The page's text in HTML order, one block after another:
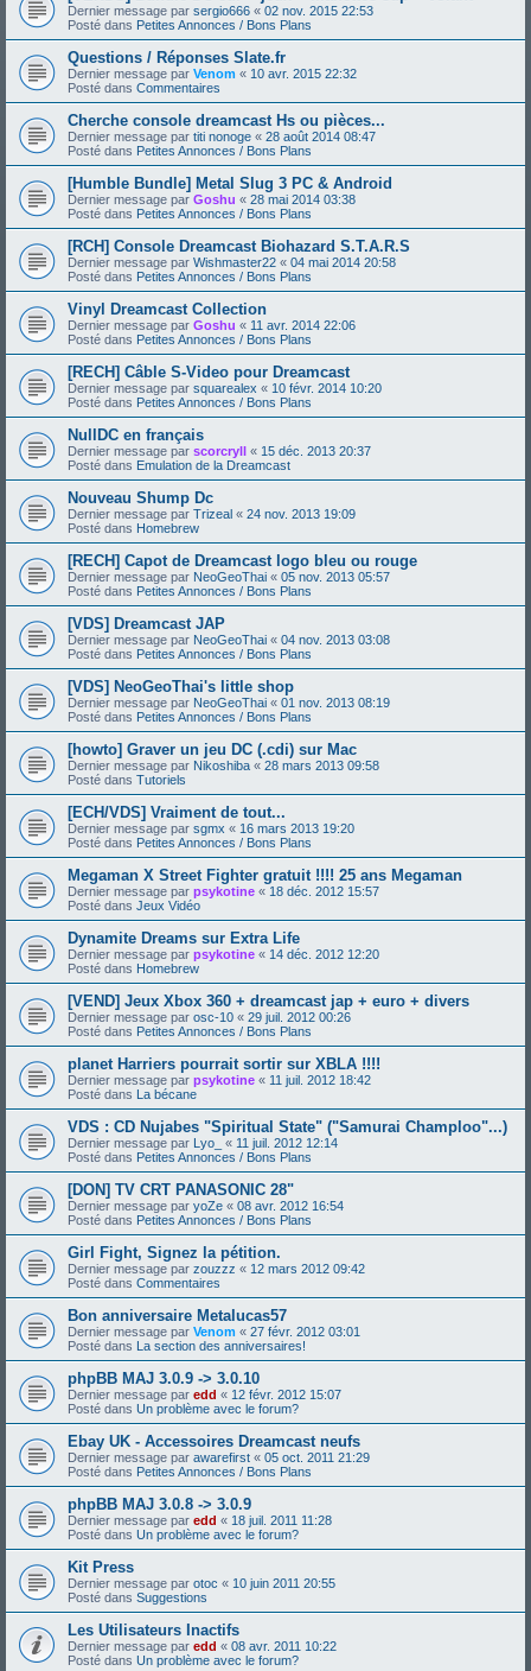
Dernier message par sergio666 « 02 nov. 2015 22:53
Posté dans Petites Annonces / Bons Plans
Questions / Réponses Slate.fr
Dernier message par Venom « 10 avr. 2015 22:32
Posté dans Commentaires
Cherche console dreamcast Hs ou pièces...
Dernier message par titi nonoge « 28 août 2014 08:47
Posté dans Petites Annonces / Bons Plans
[Humble Bundle] Metal Slug 3 PC & Android
Dernier message par Goshu « 28 mai 2014 03:38
Posté dans Petites Annonces / Bons Plans
[RCH] Console Dreamcast Biohazard S.T.A.R.S
Dernier message par Wishmaster22 « 04 mai 2014 20:58
Posté dans Petites Annonces / Bons Plans
Vinyl Dreamcast Collection
Dernier message par Goshu « 11 avr. 2014 22:06
Posté dans Petites Annonces / Bons Plans
[RECH] Câble S-Video pour Dreamcast
Dernier message par squarealex « 10 févr. 2014 10:20
Posté dans Petites Annonces / Bons Plans
NullDC en français
Dernier message par scorcryll « 15 déc. 2013 20:37
Posté dans Emulation de la Dreamcast
Nouveau Shump Dc
Dernier message par Trizeal « 24 nov. 2013 19:09
Posté dans Homebrew
[RECH] Capot de Dreamcast logo bleu ou rouge
Dernier message par NeoGeoThai « 05 nov. 2013 05:57
Posté dans Petites Annonces / Bons Plans
[VDS] Dreamcast JAP
Dernier message par NeoGeoThai « 04 nov. 2013 03:08
Posté dans Petites Annonces / Bons Plans
[VDS] NeoGeoThai's little shop
Dernier message par NeoGeoThai « 01 nov. 2013 08:19
Posté dans Petites Annonces / Bons Plans
[howto] Graver un jeu DC (.cdi) sur Mac
Dernier message par Nikoshiba « 28 mars 2013 09:58
Posté dans Tutoriels
[ECH/VDS] Vraiment de tout...
Dernier message par sgmx « 16 mars 2013 19:20
Posté dans Petites Annonces / Bons Plans
Megaman X Street Fighter gratuit !!!! 25 ans Megaman
Dernier message par psykotine « 18 déc. 2012 15:57
Posté dans Jeux Vidéo
Dynamite Dreams sur Extra Life
Dernier message par psykotine « 14 déc. 2012 12:20
Posté dans Homebrew
[VEND] Jeux Xbox 360 + dreamcast jap + euro + divers
Dernier message par osc-10 « 29 juil. 2012 00:26
Posté dans Petites Annonces / Bons Plans
planet Harriers pourrait sortir sur XBLA !!!!
Dernier message par psykotine « 11 juil. 2012 18:42
Posté dans La bécane
VDS : CD Nujabes "Spiritual State" ("Samurai Champloo"...)
Dernier message par Lyo_ « 11 juil. 2012 12:14
Posté dans Petites Annonces / Bons Plans
[DON] TV CRT PANASONIC 28"
Dernier message par yoZe « 08 avr. 2012 16:54
Posté dans Petites Annonces / Bons Plans
Girl Fight, Signez la pétition.
Dernier message par zouzzz « 12 mars 2012 09:42
Posté dans Commentaires
Bon anniversaire Metalucas57
Dernier message par Venom « 27 févr. 2012 03:01
Posté dans La section des anniversaires!
phpBB MAJ 3.0.9 -> 3.0.10
Dernier message par edd « 12 févr. 2012 15:07
Posté dans Un problème avec le forum?
Ebay UK - Accessoires Dreamcast neufs
Dernier message par awarefirst « 05 oct. 2011 21:29
Posté dans Petites Annonces / Bons Plans
phpBB MAJ 3.0.8 -> 3.0.9
Dernier message par edd « 18 juil. 2011 11:28
Posté dans Un problème avec le forum?
Kit Press
Dernier message par otoc « 10 juin 2011 20:55
Posté dans Suggestions
Les Utilisateurs Inactifs
Dernier message par edd « 08 avr. 2011 10:22
Posté dans Un problème avec le forum?